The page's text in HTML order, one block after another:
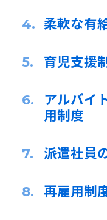
柔軟な有
育児支援
アルバイ
用制度
派遣社員
再雇用制